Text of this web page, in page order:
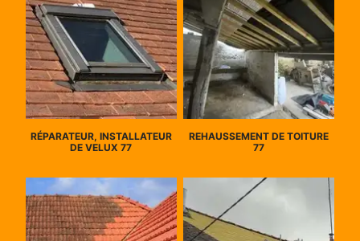
RÉPARATEUR, INSTALLATEUR
DE VELUX 77
REHAUSSEMENT DE TOITURE
77